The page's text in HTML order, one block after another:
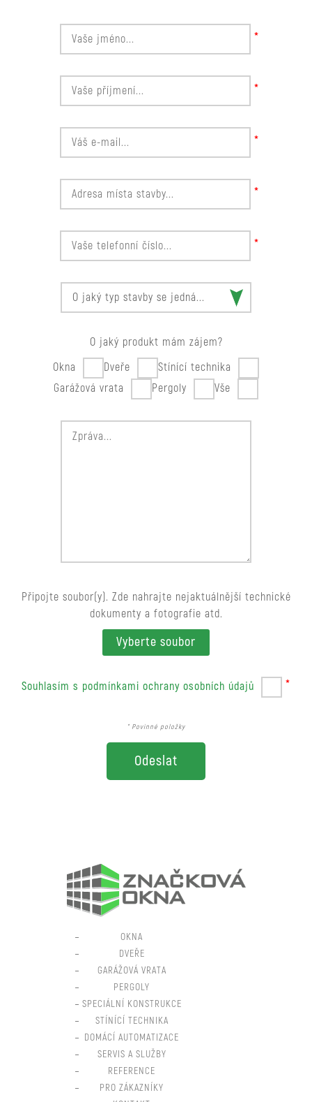
*
*
*
*
*
O jaký produkt mám zájem?
Okna
Dveře
Stínící technika
Garážová vrata
Pergoly Vše
Připojte soubor(y). Zde nahrajte nejaktuálnější technické
dokumenty a fotografie atd.
Vyberte soubor
Souhlasím s podmínkami ochrany osobních údajů *
* Povinné položky
OKNA
DVEŘE
GARÁŽOVÁ VRATA
PERGOLY
SPECIÁLNÍ KONSTRUKCE
STÍNÍCÍ TECHNIKA
DOMÁCÍ AUTOMATIZACE
SERVIS A SLUŽBY
REFERENCE
PRO ZÁKAZNÍKY